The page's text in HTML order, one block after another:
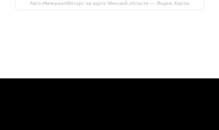
Авто-ИмпериалМоторс на карте Минской области — Яндекс Карты